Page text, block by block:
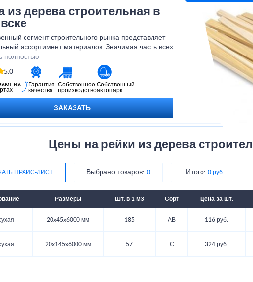
из дерева строительная в
сегмент строительного рынка представляет
ассортимент материалов. Значимая часть всех
товаров – пиломатериалы и их аналоги.
и популярны среди российских потребителей рейки из
полностью
5.0
на
Гарантия
качества
Собственное
производство
Собственный
автопарк
ЗАКАЗАТЬ
Цены на рейки из дерева
ПРАЙС-ЛИСТ Выбрано товаров: 0 Итого:0 руб.
Размеры Шт. в 1 м3 Сорт Цена за шт.
20x45x6000 мм 185 АВ 116 руб.
20x145x6000 мм 57 С 324 руб.